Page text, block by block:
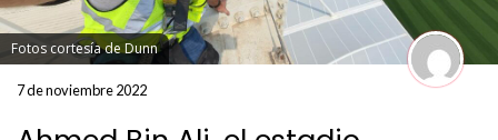
Fotos cortesía de Dunn
7 de noviembre 2022